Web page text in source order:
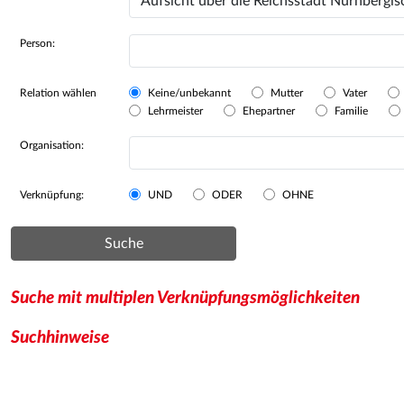
Person:
Relation wählen Keine/unbekannt Mutter
Vater
Lehrmeister
Ehepartner Familie
Organisation:
Verknüpfung: UND ODER OHNE
Suche
Suche mit multiplen Verknüpfungsmöglichkeiten
Suchhinweise